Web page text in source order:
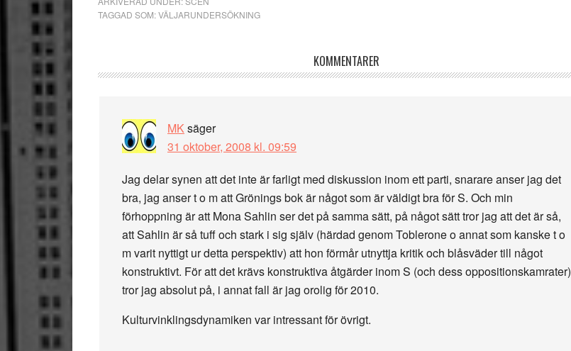
TAGGAD SOM:VÄLJARUNDERSÖKNING
KOMMENTARER
MKsäger
31 oktober, 2008 kl. 09:59
Jag delar synen att det inte är farligt med diskussion inom ett parti, snarare anser jag det
bra, jag anser t o m att Grönings bok är något som är väldigt bra för S. Och min
förhoppning är att Mona Sahlin ser det på samma sätt, på något sätt tror jag att det är så,
att Sahlin är så tuff och stark i sig själv (härdad genom Toblerone o annat som kanske t o
m varit nyttigt ur detta perspektiv) att hon förmår utnyttja kritik och blåsväder till något
konstruktivt. För att det krävs konstruktiva åtgärder inom S (och dess oppositionskamrater)
tror jag absolut på, i annat fall är jag orolig för 2010.
Kulturvinklingsdynamiken var intressant för övrigt.